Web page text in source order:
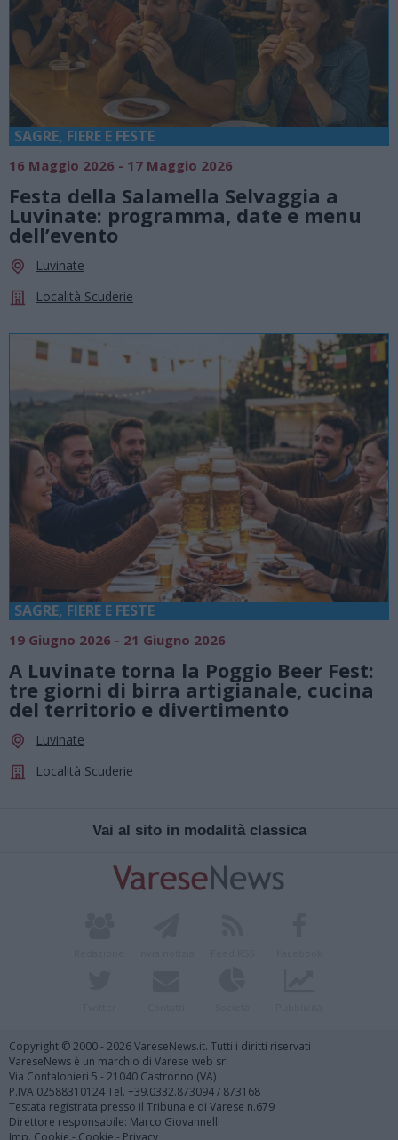
SAGRE, FIERE E FESTE
16 Maggio 2026 - 17 Maggio 2026
Festa della Salamella Selvaggia a
Luvinate: programma, date e menu
dell’evento
Luvinate
Località Scuderie
SAGRE, FIERE E FESTE
19 Giugno 2026 - 21 Giugno 2026
A Luvinate torna la Poggio Beer Fest:
tre giorni di birra artigianale, cucina
del territorio e divertimento
Luvinate
Località Scuderie
Vai al sito in modalità classica
Copyright © 2000 - 2026 VareseNews.it. Tutti i diritti riservati
VareseNews è un marchio di Varese web srl
Via Confalonieri 5 - 21040 Castronno (VA)
P.IVA 02588310124 Tel. +39.0332.873094 / 873168
Testata registrata presso il Tribunale di Varese n.679
Direttore responsabile: Marco Giovannelli
Imp. Cookie - Cookie - Privacy